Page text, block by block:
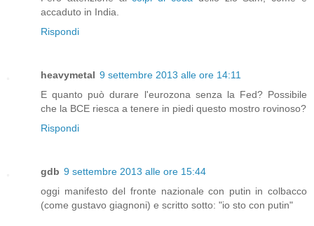
accaduto in India.
Rispondi
heavymetal 9 settembre 2013 alle ore 14:11
E quanto può durare l'eurozona senza la Fed? Possibile
che la BCE riesca a tenere in piedi questo mostro rovinoso?
Rispondi
gdb 9 settembre 2013 alle ore 15:44
oggi manifesto del fronte nazionale con putin in colbacco
(come gustavo giagnoni) e scritto sotto: "io sto con putin"